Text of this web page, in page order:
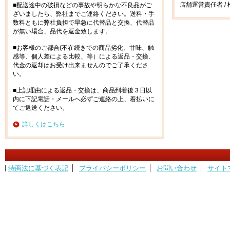
■配送途中の破損などの事故や明らかな不良品がご
ざいましたら、弊社までご連絡ください。送料・手
数料ともに弊社負担で早急に代替品と交換、代替品
が無い場合、品代を返金致します。
■お客様のご都合(不在続きでの商品劣化、甘味、触
感等、個人差による比較、等）による返品・交換、
代金の返却はお受け出来ませんのでご了承くださ
い。
■上記理由による返品・交換は、商品到着後３日以
内に下記電話・メールへ必ずご連絡の上、着払いに
てご返送ください。
詳しくはこちら
店舗運営責任者 /
特商法に基づく表記 プライバシーポリシー お問い合わせ サイト